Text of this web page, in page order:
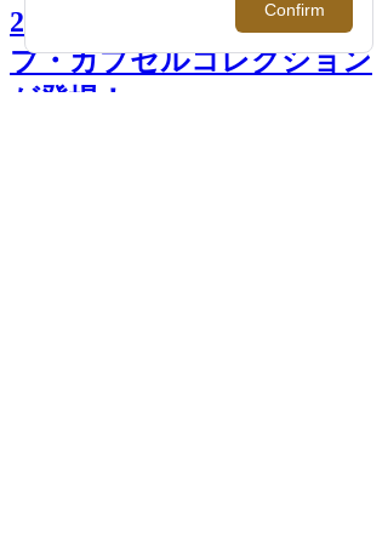
2019年秋冬限定のアーカイ
ブ・カプセルコレクション
が登場！ >>